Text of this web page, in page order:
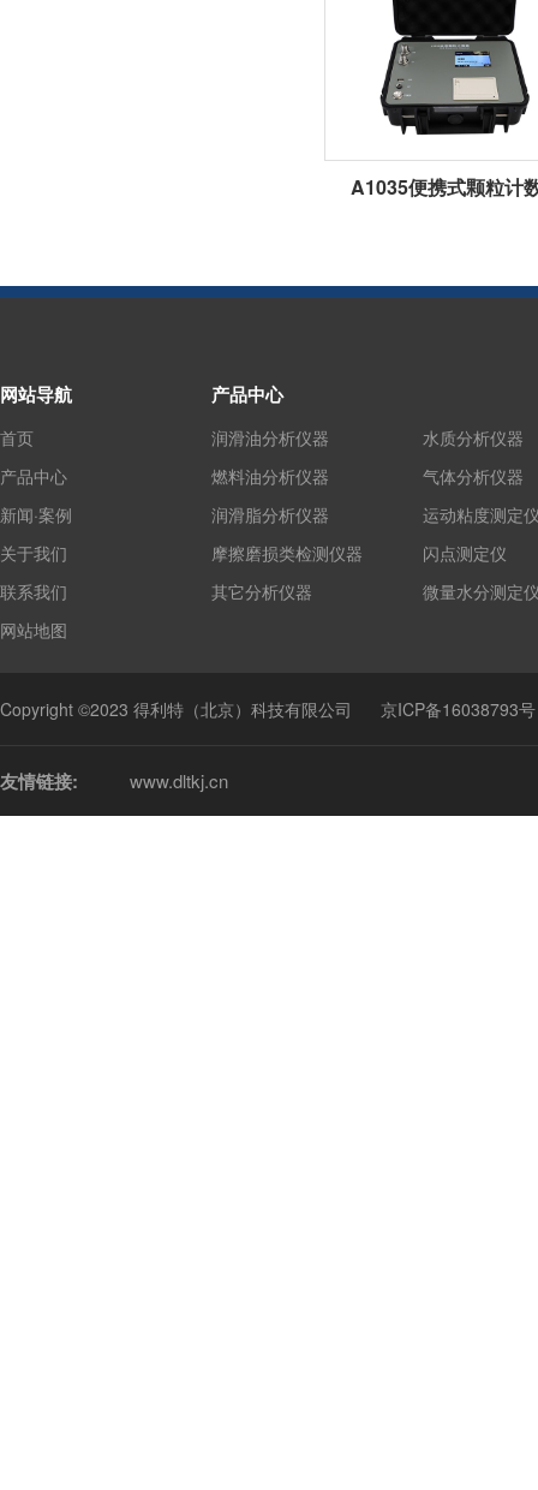
A1035便携式颗粒计
网站导航
首页
产品中心
新闻·案例
关于我们
联系我们
网站地图
产品中心
润滑油分析仪器
燃料油分析仪器
润滑脂分析仪器
摩擦磨损类检测仪器
其它分析仪器
水质分析仪器
气体分析仪器
运动粘度测定
闪点测定仪
微量水分测定
Copyright ©2023 得利特（北京）科技有限公司 京ICP备16038793号
友情链接: www.dltkj.cn